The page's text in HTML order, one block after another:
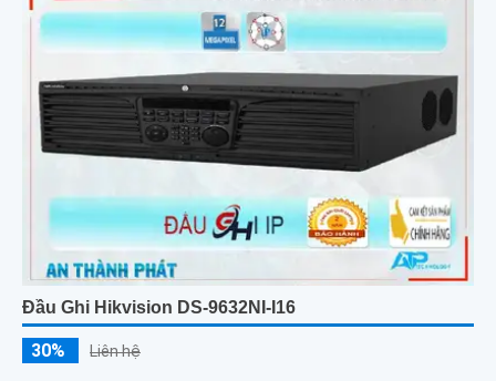
Đầu Ghi Hikvision DS-9632NI-I16
30% Liên hệ